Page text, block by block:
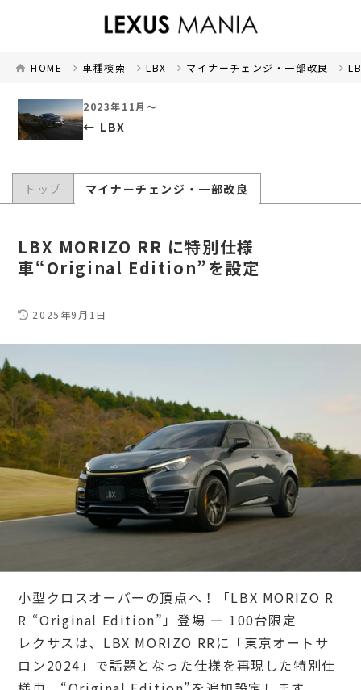
HOME 車種検索 LBX マイナーチェンジ・一部改良
2023年11月～
LBX
トップ マイナーチェンジ・一部改良
LBX MORIZO RR に特別仕様
車“Original Edition”を設定
2025年9月1日
小型クロスオーバーの頂点へ！「LBX MORIZO R
R “Original Edition”」登場 — 100台限定
レクサスは、LBX MORIZO RRに「東京オートサ
ロン2024」で話題となった仕様を再現した特別仕